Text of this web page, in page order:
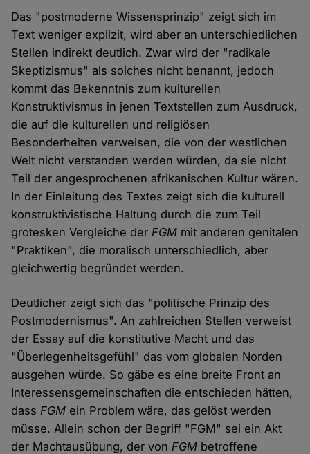
Das "postmoderne Wissensprinzip" zeigt sich im
Text weniger explizit, wird aber an unterschiedlichen
Stellen indirekt deutlich. Zwar wird der "radikale
Skeptizismus" als solches nicht benannt, jedoch
kommt das Bekenntnis zum kulturellen
Konstruktivismus in jenen Textstellen zum Ausdruck,
die auf die kulturellen und religiösen
Besonderheiten verweisen, die von der westlichen
Welt nicht verstanden werden würden, da sie nicht
Teil der angesprochenen afrikanischen Kultur wären.
In der Einleitung des Textes zeigt sich die kulturell
konstruktivistische Haltung durch die zum Teil
grotesken Vergleiche derFGM mit anderen genitalen
"Praktiken", die moralisch unterschiedlich, aber
gleichwertig begründet werden.
Deutlicher zeigt sich das "politische Prinzip des
Postmodernismus". An zahlreichen Stellen verweist
der Essay auf die konstitutive Macht und das
"Überlegenheitsgefühl" das vom globalen Norden
ausgehen würde. So gäbe es eine breite Front an
Interessensgemeinschaften die entschieden hätten,
dassFGM ein Problem wäre, das gelöst werden
müsse. Allein schon der Begriff "FGM" sei ein Akt
der Machtausübung, der vonFGM betroffene